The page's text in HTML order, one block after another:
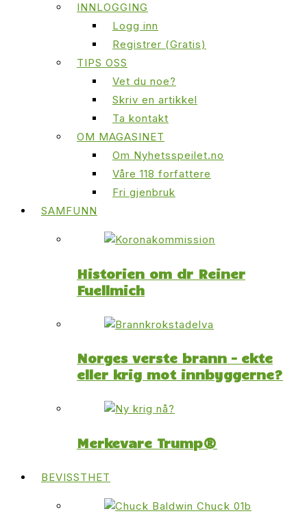
INNLOGGING
Logg inn
Registrer (Gratis)
TIPS OSS
Vet du noe?
Skriv en artikkel
Ta kontakt
OM MAGASINET
Om Nyhetsspeilet.no
Våre 118 forfattere
Fri gjenbruk
SAMFUNN
Historien om dr Reiner
Fuellmich
Norges verste brann – ekte
eller krig mot innbyggerne?
Merkevare Trump®
BEVISSTHET